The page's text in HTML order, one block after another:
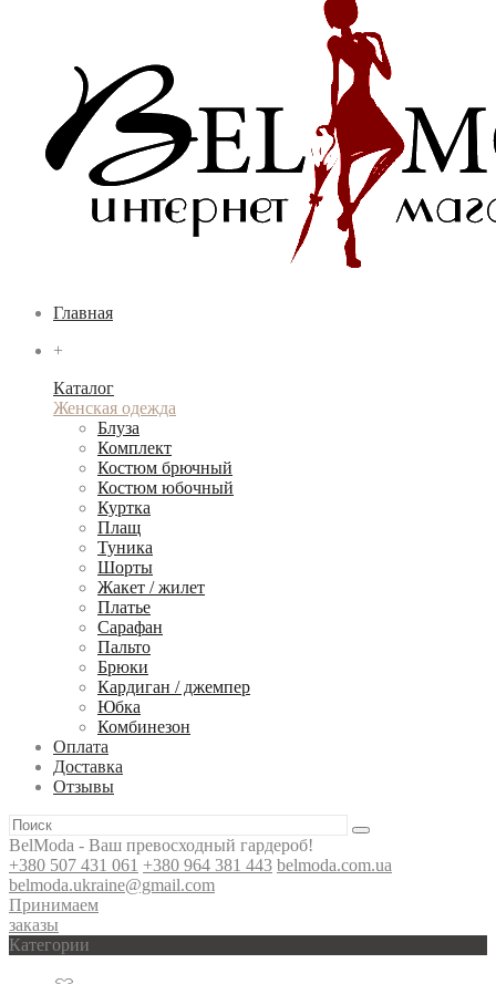
Главная
+
Каталог
Женская одежда
Блуза
Комплект
Костюм брючный
Костюм юбочный
Куртка
Плащ
Туника
Шорты
Жакет / жилет
Платье
Сарафан
Пальто
Брюки
Кардиган / джемпер
Юбка
Комбинезон
Оплата
Доставка
Отзывы
BelModa - Ваш превосходный гардероб!
+380 507 431 061 +380 964 381 443 belmoda.com.ua
belmoda.ukraine@gmail.com
Принимаем
заказы
Категории